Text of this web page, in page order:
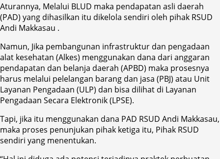
Aturannya, Melalui BLUD maka pendapatan asli daerah
(PAD) yang dihasilkan itu dikelola sendiri oleh pihak RSUD
Andi Makkasau .
Namun, Jika pembangunan infrastruktur dan pengadaan
alat kesehatan (Alkes) menggunakan dana dari anggaran
pendapatan dan belanja daerah (APBD) maka prosesnya
harus melalui pelelangan barang dan jasa (PBJ) atau Unit
Layanan Pengadaan (ULP) dan bisa dilihat di Layanan
Pengadaan Secara Elektronik (LPSE).
Tapi, jika itu menggunakan dana PAD RSUD Andi Makkasau,
maka proses penunjukan pihak ketiga itu, Pihak RSUD
sendiri yang menentukan.